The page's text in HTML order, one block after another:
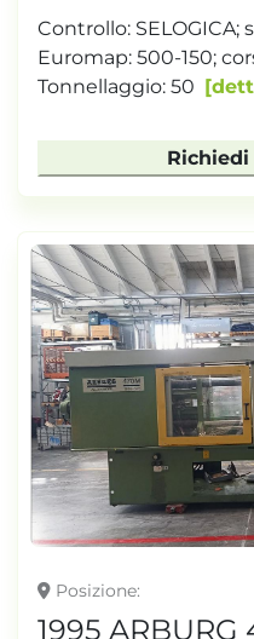
Controllo: SELOGICA;
Euromap: 500-150;
Tonnellaggio: 50
Posizione
1995 ARBURG